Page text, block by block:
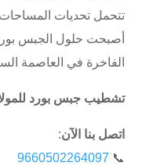
تتحمل تحديات
أصبحت حلول الجبس
الفاخرة في العاصمة
تشطيب جبس بورد للمولات
اتصل بنا الآن:
📞
9660502264097